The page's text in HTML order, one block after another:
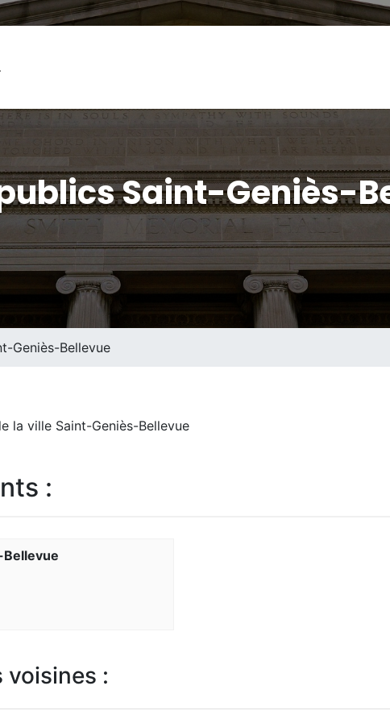
Saint-Geniès-
Geniès-Bellevue
la ville Saint-Geniès-Bellevue
:
Bellevue
voisines :